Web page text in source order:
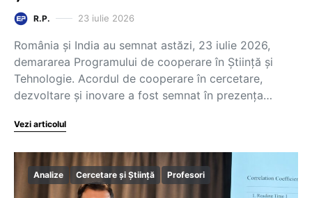
R.P. 23 iulie 2026
România și India au semnat astăzi, 23 iulie 2026,
demararea Programului de cooperare în Știință și
Tehnologie. Acordul de cooperare în cercetare,
dezvoltare și inovare a fost semnat în prezența…
Vezi articolul
Analize Cercetare și Știință Profesori